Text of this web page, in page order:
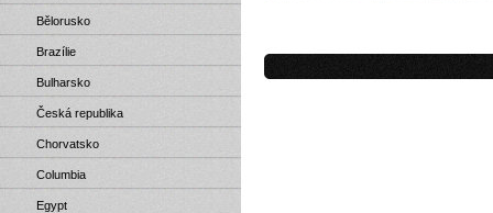
Bělorusko
Brazílie
Bulharsko
Česká republika
Chorvatsko
Columbia
Egypt